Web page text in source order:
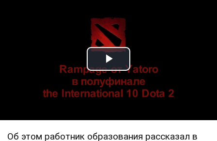
Play Video
Об этом работник образования рассказал в